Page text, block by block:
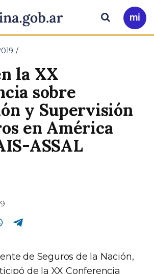
principal
Ir
a
Buscar
la XX
sobre
y Supervisión
en América
ASSAL
de Seguros de la Nación,
de la XX Conferencia